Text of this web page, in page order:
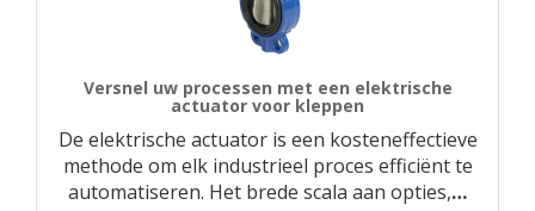
Versnel uw processen met een elektrische
actuator voor kleppen
De elektrische actuator is een kosteneffectieve
methode om elk industrieel proces efficiënt te
automatiseren. Het brede scala aan opties,…